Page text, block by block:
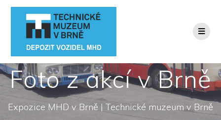
Přeskočit
Foto z akcí v Brně
Expozice MHD v Brně | Technické muzeum v Brně